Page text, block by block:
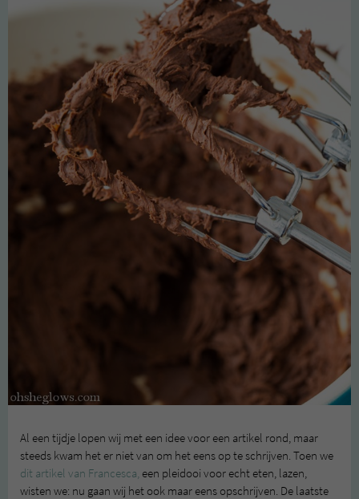
Al een tijdje lopen wij met een idee voor een artikel rond, maar
steeds kwam het er niet van om het eens op te schrijven. Toen we
dit artikel van Francesca, een pleidooi voor echt eten, lazen,
wisten we: nu gaan wij het ook maar eens opschrijven. De laatste